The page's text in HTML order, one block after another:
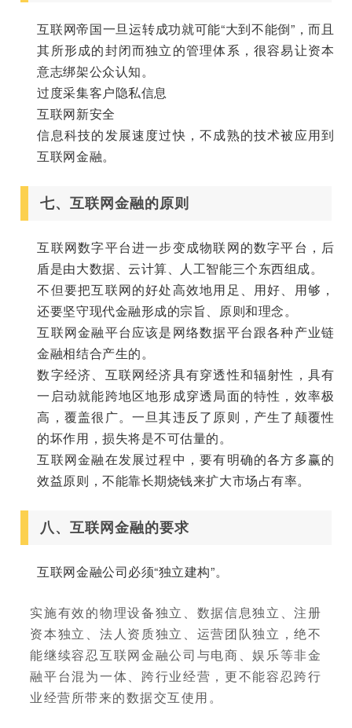
互联网帝国一旦运转成功就可能“大到不能倒”，而且
其所形成的封闭而独立的管理体系，很容易让资本
意志绑架公众认知。
过度采集客户隐私信息
互联网新安全
信息科技的发展速度过快，不成熟的技术被应用到
互联网金融。
七、互联网金融的原则
互联网数字平台进一步变成物联网的数字平台，后
盾是由大数据、云计算、人工智能三个东西组成。
不但要把互联网的好处高效地用足、用好、用够，
还要坚守现代金融形成的宗旨、原则和理念。
互联网金融平台应该是网络数据平台跟各种产业链
金融相结合产生的。
数字经济、互联网经济具有穿透性和辐射性，具有
一启动就能跨地区地形成穿透局面的特性，效率极
高，覆盖很广。一旦其违反了原则，产生了颠覆性
的坏作用，损失将是不可估量的。
互联网金融在发展过程中，要有明确的各方多赢的
效益原则，不能靠长期烧钱来扩大市场占有率。
八、互联网金融的要求
互联网金融公司必须“独立建构”。
实施有效的物理设备独立、数据信息独立、注册
资本独立、法人资质独立、运营团队独立，绝不
能继续容忍互联网金融公司与电商、娱乐等非金
融平台混为一体、跨行业经营，更不能容忍跨行
业经营所带来的数据交互使用。